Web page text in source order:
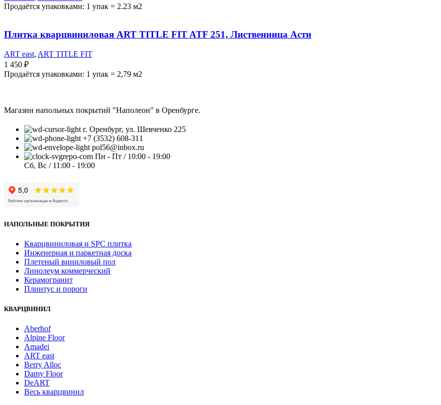
Продаётся упаковками: 1 упак = 2.23 м2
Плитка кварцвиниловая ART TITLE FIT ATF 251, Лиственница Асти
ART east, ART TITLE FIT
1 450 ₽
Продаётся упаковками: 1 упак = 2,79 м2
Магазин напольных покрытий "Наполеон" в Оренбурге.
г. Оренбург, ул. Шевченко 225
+7 (3532) 608-311
pol56@inbox.ru
Пн - Пт / 10:00 - 19:00
Сб, Вс / 11:00 - 19:00
НАПОЛЬНЫЕ ПОКРЫТИЯ
Кварцвиниловая и SPC плитка
Инженерная и паркетная доска
Плетеный виниловый пол
Линолеум коммерческий
Керамогранит
Плинтус и пороги
КВАРЦВИНИЛ
Aberhof
Alpine Floor
Amadei
ART east
Berry Alloc
Damy Floor
DeART
Весь кварцвинил